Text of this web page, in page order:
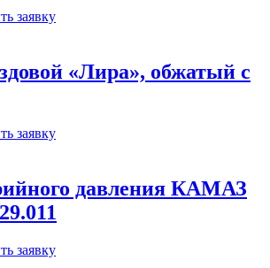
заявку
«Лира», обжатый с
заявку
давления КАМАЗ
заявку